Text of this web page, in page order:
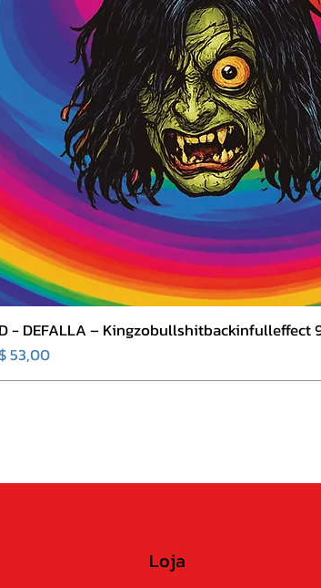
- DEFALLA – Kingzobullshitbackinfulleffect
53,00
Loja